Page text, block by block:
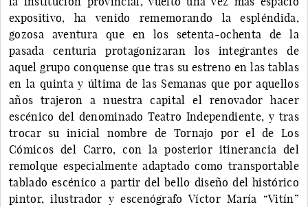
expositivo, ha venido rememorando la espléndida,
gozosa aventura que en los setenta-ochenta de la
pasada centuria protagonizaran los integrantes de
aquel grupo conquense que tras su estreno en las tablas
en la quinta y última de las Semanas que por aquellos
años trajeron a nuestra capital el renovador hacer
escénico del denominado Teatro Independiente, y tras
trocar su inicial nombre de Tornajo por el de Los
Cómicos del Carro, con la posterior itinerancia del
remolque especialmente adaptado como transportable
tablado escénico a partir del bello diseño del histórico
pintor, ilustrador y escenógrafo Víctor María “Vitín”